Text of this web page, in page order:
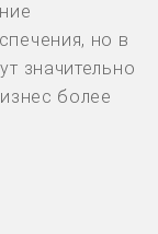
но в
значительно
более